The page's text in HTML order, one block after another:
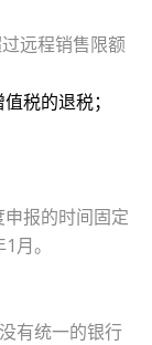
远程销售限额
税的退税；
报的时间固定
月。
有统一的银行